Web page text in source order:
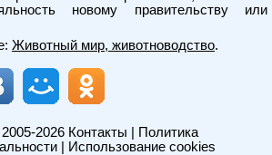
новому правительству или
Животный мир, животноводство.
2026 Контакты
Политика
| Использование cookies